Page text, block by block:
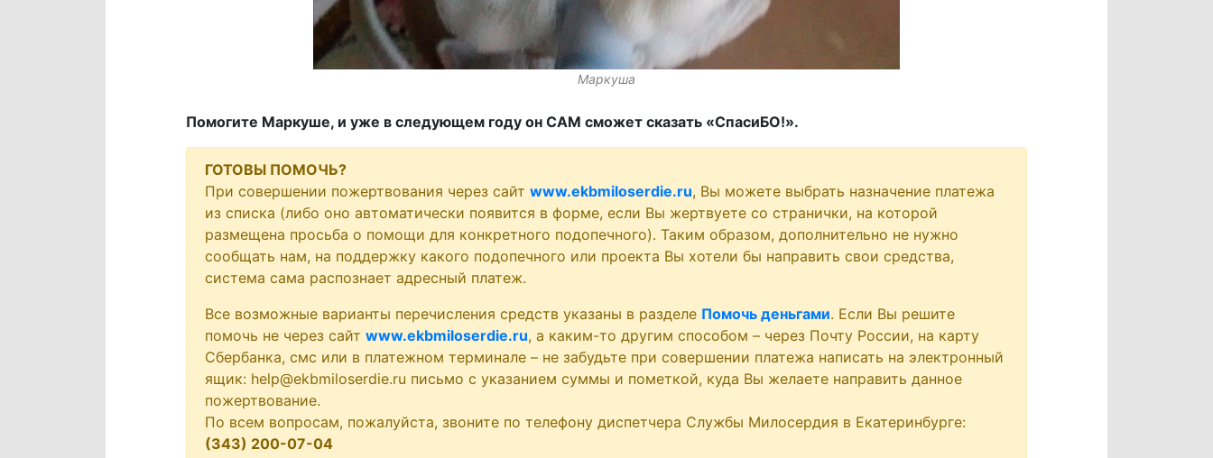
Маркуша
Помогите Маркуше, и уже в следующем году он САМ сможет сказать «СпасиБО!».
ГОТОВЫ ПОМОЧЬ?
При совершении пожертвования через сайт www.ekbmiloserdie.ru, Вы можете выбрать назначение платежа
из списка (либо оно автоматически появится в форме, если Вы жертвуете со странички, на которой
размещена просьба о помощи для конкретного подопечного). Таким образом, дополнительно не нужно
сообщать нам, на поддержку какого подопечного или проекта Вы хотели бы направить свои средства,
система сама распознает адресный платеж.
Все возможные варианты перечисления средств указаны в разделе Помочь деньгами. Если Вы решите
помочь не через сайт www.ekbmiloserdie.ru, а каким-то другим способом – через Почту России, на карту
Сбербанка, смс или в платежном терминале – не забудьте при совершении платежа написать на электронный
ящик: help@ekbmiloserdie.ru письмо с указанием суммы и пометкой, куда Вы желаете направить данное
пожертвование.
По всем вопросам, пожалуйста, звоните по телефону диспетчера Службы Милосердия в Екатеринбурге:
(343) 200-07-04